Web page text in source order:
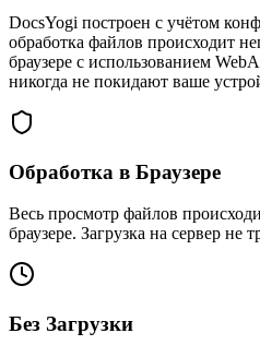
DocsYogi построен с учётом
обработка файлов происходит
браузере с использованием
никогда не покидают ваше
Обработка в Браузере
Весь просмотр файлов
браузере. Загрузка на сервер не
Без Загрузки